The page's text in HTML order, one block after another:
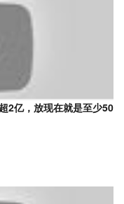
2亿，放现在就是至少50